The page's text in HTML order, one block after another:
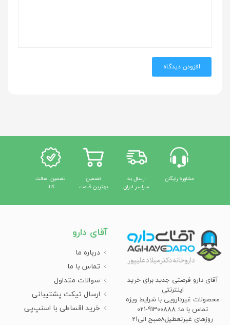
افزودن دیدگاه
مشاوره رایگان
ارسال به
سراسر ایران
تضمین
بهترین قیمت
تضمین اصالت
کالا
آقای دارو فرصتی جدید برای خرید
اینترنتی
محصولات غیردارویی با شرایط ویژه
تماس با ما: 91300888-021
روزهای غیرتعطیل8صبح الی21
آقای دارو
درباره ما
تماس با ما
سوالات متداول
ارسال تیکت پشتیبانی
خرید اقساطی با اسنپ‌پی